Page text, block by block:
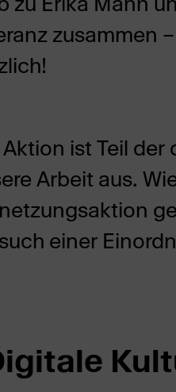
zusammen
Aktion ist Teil
Arbeit aus.
einer